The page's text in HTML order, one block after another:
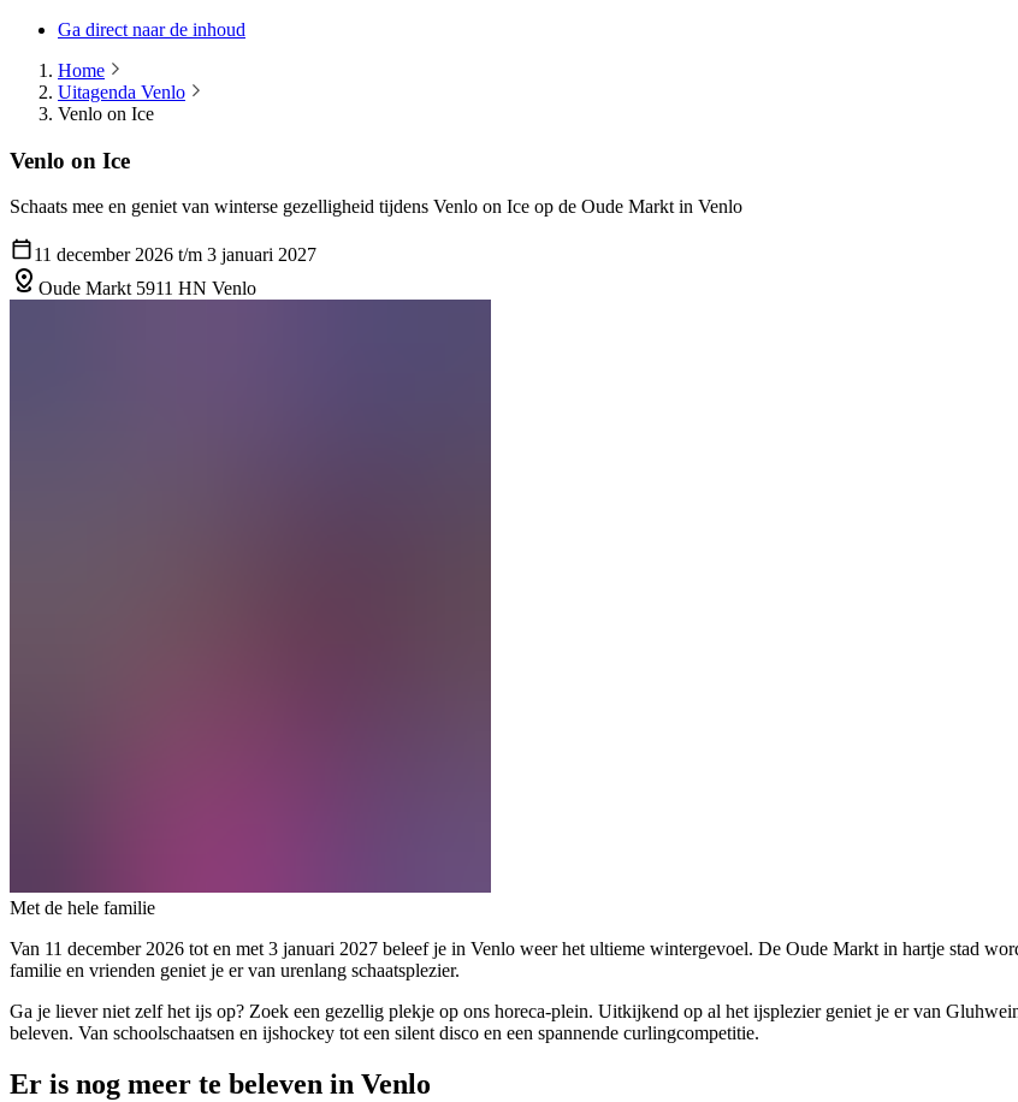
Ga direct naar de inhoud
Home
Uitagenda Venlo
Venlo on Ice
Venlo on Ice
Schaats mee en geniet van winterse gezelligheid tijdens Venlo on Ice op de Oude Markt in Venlo
11 december 2026 t/m 3 januari 2027
Oude Markt 5911 HN Venlo
Met de hele familie
Van 11 december 2026 tot en met 3 januari 2027 beleef je in Venlo weer het ultieme wintergevoel. De Oude Markt in hartje stad
familie en vrienden geniet je er van urenlang schaatsplezier.
Ga je liever niet zelf het ijs op? Zoek een gezellig plekje op ons horeca-plein. Uitkijkend op al het ijsplezier geniet je er van
beleven. Van schoolschaatsen en ijshockey tot een silent disco en een spannende curlingcompetitie.
Er is nog meer te beleven in Venlo